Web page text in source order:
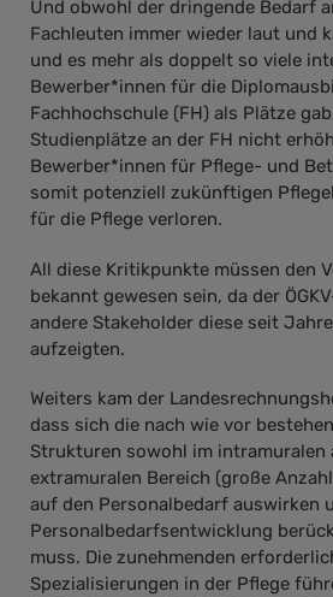
Und obwohl der dringende Bedarf
Fachleuten immer wieder laut und
und es mehr als doppelt so viele
Bewerber*innen für die
Fachhochschule (FH) als Plätze
Studienplätze an der FH nicht
Bewerber*innen für Pflege- und
somit potenziell zukünftigen
für die Pflege verloren.
All diese Kritikpunkte müssen den
bekannt gewesen sein, da der
andere Stakeholder diese seit
aufzeigten.
Weiters kam der
dass sich die nach wie vor
Strukturen sowohl im intramuralen
extramuralen Bereich (große
auf den Personalbedarf auswirken
Personalbedarfsentwicklung
muss. Die zunehmenden
Spezialisierungen in der Pflege